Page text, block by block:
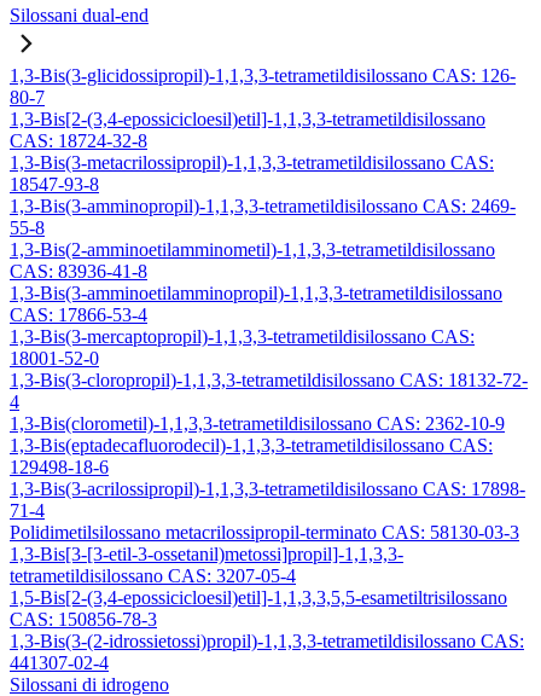
Silossani dual-end
1,3-Bis(3-glicidossipropil)-1,1,3,3-tetrametildisilossano CAS: 126-
80-7
1,3-Bis[2-(3,4-epossicicloesil)etil]-1,1,3,3-tetrametildisilossano
CAS: 18724-32-8
1,3-Bis(3-metacrilossipropil)-1,1,3,3-tetrametildisilossano CAS:
18547-93-8
1,3-Bis(3-amminopropil)-1,1,3,3-tetrametildisilossano CAS: 2469-
55-8
1,3-Bis(2-amminoetilamminometil)-1,1,3,3-tetrametildisilossano
CAS: 83936-41-8
1,3-Bis(3-amminoetilamminopropil)-1,1,3,3-tetrametildisilossano
CAS: 17866-53-4
1,3-Bis(3-mercaptopropil)-1,1,3,3-tetrametildisilossano CAS:
18001-52-0
1,3-Bis(3-cloropropil)-1,1,3,3-tetrametildisilossano CAS: 18132-72-
4
1,3-Bis(clorometil)-1,1,3,3-tetrametildisilossano CAS: 2362-10-9
1,3-Bis(eptadecafluorodecil)-1,1,3,3-tetrametildisilossano CAS:
129498-18-6
1,3-Bis(3-acrilossipropil)-1,1,3,3-tetrametildisilossano CAS: 17898-
71-4
Polidimetilsilossano metacrilossipropil-terminato CAS: 58130-03-3
1,3-Bis[3-[3-etil-3-ossetanil)metossi]propil]-1,1,3,3-
tetrametildisilossano CAS: 3207-05-4
1,5-Bis[2-(3,4-epossicicloesil)etil]-1,1,3,3,5,5-esametiltrisilossano
CAS: 150856-78-3
1,3-Bis(3-(2-idrossietossi)propil)-1,1,3,3-tetrametildisilossano CAS:
441307-02-4
Silossani di idrogeno